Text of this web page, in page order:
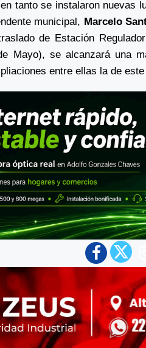
tanto se instalaron nuevas
municipal, Marcelo
de Estación
Mayo), se alcanzará una
entre ellas la de